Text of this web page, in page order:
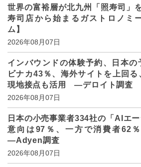
世界の富裕層が北九州「照寿司」
寿司店から始まるガストロノミ
ム】
2026年08月07日
インバウンドの体験予約、日本の
ビナカ43％、海外サイトを上回
現地接点も活用 ―デロイト調査
2026年08月07日
日本の小売事業者334社の「AIエ
意向は97％、一方で消費者62
―Adyen調査
2026年08月07日